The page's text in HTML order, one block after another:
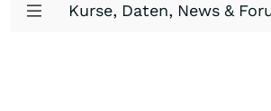
Kurse, Daten, News &